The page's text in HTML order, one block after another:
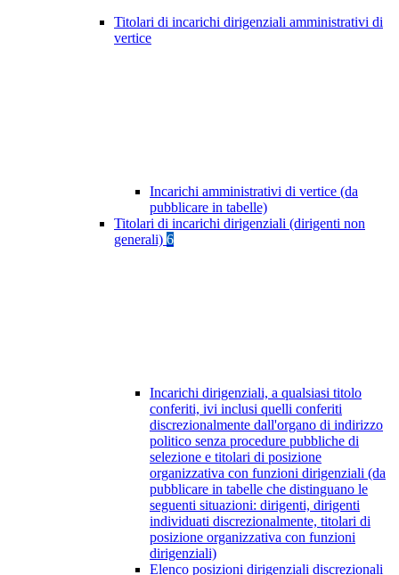
Titolari di incarichi dirigenziali amministrativi di
vertice
Incarichi amministrativi di vertice (da
pubblicare in tabelle)
Titolari di incarichi dirigenziali (dirigenti non
generali) 6
Incarichi dirigenziali, a qualsiasi titolo
conferiti, ivi inclusi quelli conferiti
discrezionalmente dall'organo di indirizzo
politico senza procedure pubbliche di
selezione e titolari di posizione
organizzativa con funzioni dirigenziali (da
pubblicare in tabelle che distinguano le
seguenti situazioni: dirigenti, dirigenti
individuati discrezionalmente, titolari di
posizione organizzativa con funzioni
dirigenziali)
Elenco posizioni dirigenziali discrezionali